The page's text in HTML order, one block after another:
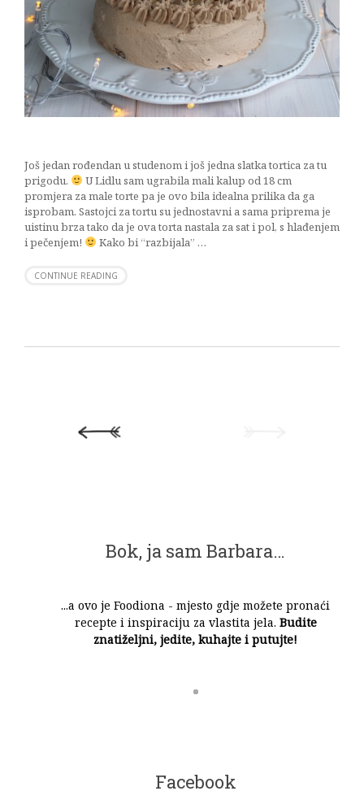
Još jedan rođendan u studenom i još jedna slatka tortica za tu
prigodu.
U Lidlu sam ugrabila mali kalup od 18 cm
promjera za male torte pa je ovo bila idealna prilika da ga
isprobam. Sastojci za tortu su jednostavni a sama priprema je
uistinu brza tako da je ova torta nastala za sat i pol, s hlađenjem
i pečenjem!
Kako bi “razbijala” …
CONTINUE READING
Bok, ja sam Barbara…
...a ovo je Foodiona - mjesto gdje možete pronaći
recepte i inspiraciju za vlastita jela. Budite
znatiželjni, jedite, kuhajte i putujte!
Facebook